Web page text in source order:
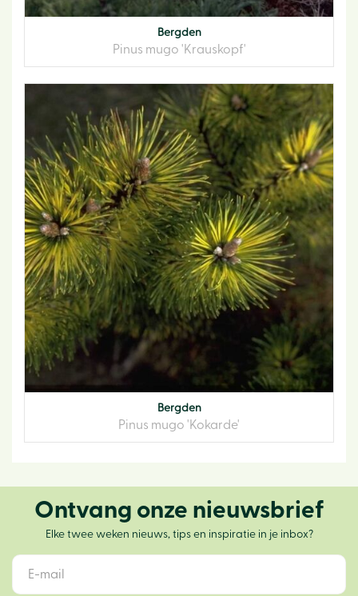
Bergden
Pinus mugo 'Krauskopf'
Bergden
Pinus mugo 'Kokarde'
Ontvang onze nieuwsbrief
Elke twee weken nieuws, tips en inspiratie in je inbox?